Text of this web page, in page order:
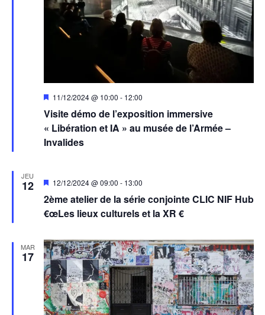
Visite démo de l’exposition immersive
« Libération et IA » au musée de l’Armée –
Invalides
Mis
avant
11/12/2024 @ 10:00 - 12:00
JEU
12
2ème atelier de la série conjointe CLIC NIF Hub
€œLes lieux culturels et la XR €
Mis
avant
12/12/2024 @ 09:00 - 13:00
MAR
17